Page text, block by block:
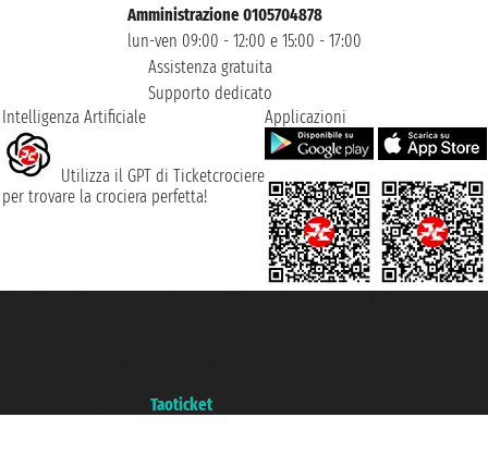
Amministrazione 0105704878
lun-ven 09:00 - 12:00 e 15:00 - 17:00
Assistenza gratuita
Supporto dedicato
Intelligenza Artificiale
Utilizza il GPT di Ticketcrociere
per trovare la crociera perfetta!
Applicazioni
Taoticket